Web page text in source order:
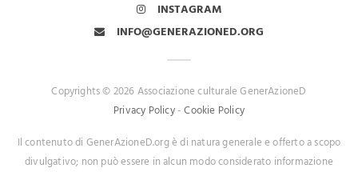
INSTAGRAM
INFO@GENERAZIONED.ORG
Copyrights © 2026 Associazione culturale GenerAzioneD
Privacy Policy-Cookie Policy
Il contenuto di GenerAzioneD.org è di natura generale e offerto a scopo
divulgativo; non può essere in alcun modo considerato informazione